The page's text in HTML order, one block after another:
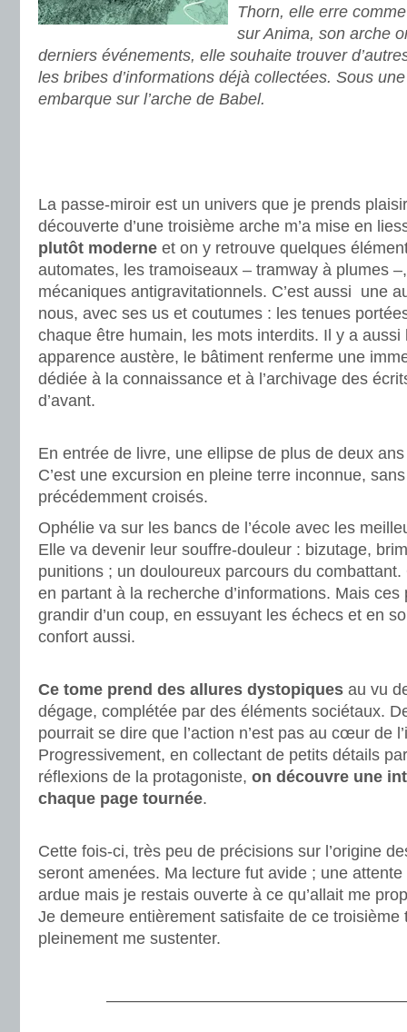
Thorn, elle erre
sur Anima, son arche
derniers événements, elle souhaite trouver
les bribes d’informations déjà collectées. Sous
embarque sur l’arche de Babel.
La passe-miroir est un univers que je prends
découverte d’une troisième arche m’a mise en
plutôt moderne et on y retrouve quelques
automates, les tramoiseaux – tramway à plumes
mécaniques antigravitationnels. C’est aussi une
nous, avec ses us et coutumes : les tenues
chaque être humain, les mots interdits. Il y a
apparence austère, le bâtiment renferme une
dédiée à la connaissance et à l’archivage des
d’avant.
En entrée de livre, une ellipse de plus de deux
C’est une excursion en pleine terre inconnue,
précédemment croisés.
Ophélie va sur les bancs de l’école avec les
Elle va devenir leur souffre-douleur : bizutage,
punitions ; un douloureux parcours du
en partant à la recherche d’informations. Mais
grandir d’un coup, en essuyant les échecs et en
confort aussi.
Ce tome prend des allures dystopiques au vu
dégage, complétée par des éléments sociétaux.
pourrait se dire que l’action n’est pas au cœur de
Progressivement, en collectant de petits détails
réflexions de la protagoniste, on découvre une
chaque page tournée.
Cette fois-ci, très peu de précisions sur l’origine
seront amenées. Ma lecture fut avide ; une
ardue mais je restais ouverte à ce qu’allait me
Je demeure entièrement satisfaite de ce troisième
pleinement me sustenter.